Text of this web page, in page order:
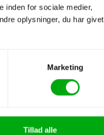
inden for sociale medier,
oplysninger, du har givet
Marketing
Tillad alle